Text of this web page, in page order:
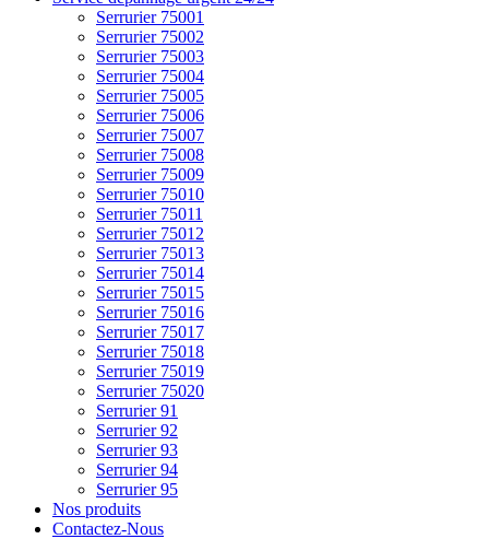
Serrurier 75001
Serrurier 75002
Serrurier 75003
Serrurier 75004
Serrurier 75005
Serrurier 75006
Serrurier 75007
Serrurier 75008
Serrurier 75009
Serrurier 75010
Serrurier 75011
Serrurier 75012
Serrurier 75013
Serrurier 75014
Serrurier 75015
Serrurier 75016
Serrurier 75017
Serrurier 75018
Serrurier 75019
Serrurier 75020
Serrurier 91
Serrurier 92
Serrurier 93
Serrurier 94
Serrurier 95
Nos produits
Contactez-Nous